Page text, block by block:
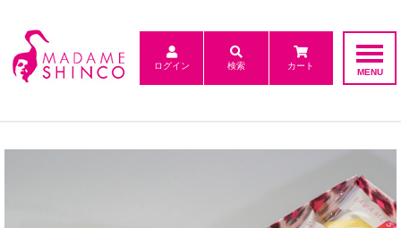
ログイン 検索 カート